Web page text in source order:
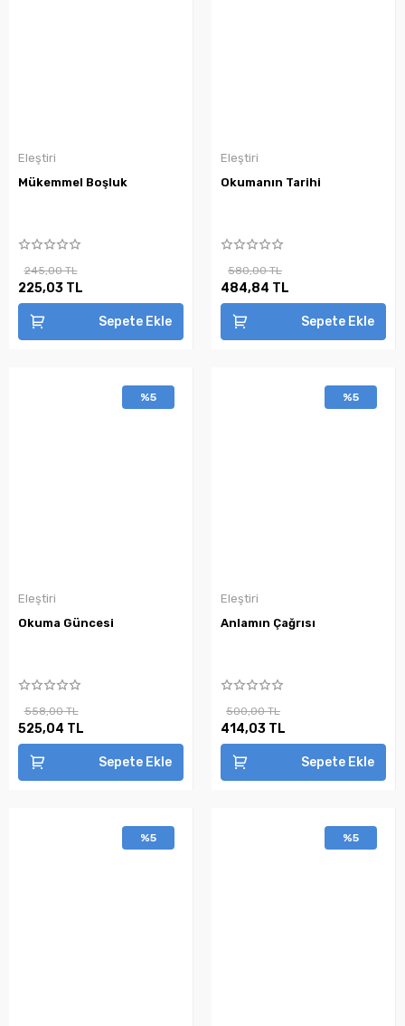
Eleştiri
Mükemmel Boşluk
245,00 TL
225,03 TL
Sepete Ekle
Eleştiri
Okumanın Tarihi
580,00 TL
484,84 TL
Sepete Ekle
%5
Eleştiri
Okuma Güncesi
558,00 TL
525,04 TL
Sepete Ekle
%5
Eleştiri
Anlamın Çağrısı
500,00 TL
414,03 TL
Sepete Ekle
%5 %5